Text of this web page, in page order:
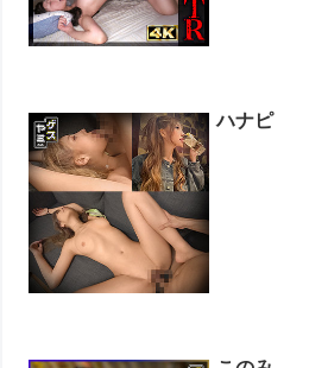
ハナピ